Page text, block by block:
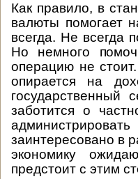
Как правило, в
валюты помогает
всегда. Не всегда
Но немного
операцию не
опирается на
государственный
заботится о
заинтересовано в
экономику
предстоит с этим